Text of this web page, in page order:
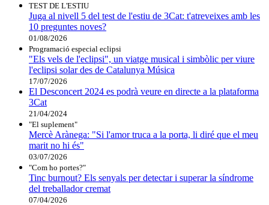
TEST DE L'ESTIU
Juga al nivell 5 del test de l'estiu de 3Cat: t'atreveixes amb les
10 preguntes noves?
01/08/2026
Programació especial eclipsi
"Els vels de l'eclipsi", un viatge musical i simbòlic per viure
l'eclipsi solar des de Catalunya Música
17/07/2026
El Desconcert 2024 es podrà veure en directe a la plataforma
3Cat
21/04/2024
"El suplement"
Mercè Arànega: "Si l'amor truca a la porta, li diré que el meu
marit no hi és"
03/07/2026
"Com ho portes?"
Tinc burnout? Els senyals per detectar i superar la síndrome
del treballador cremat
07/04/2026